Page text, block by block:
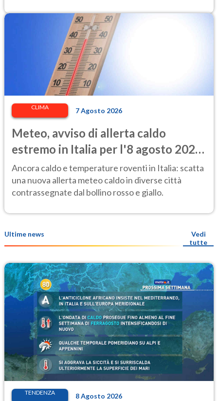
CLIMA 7 Agosto 2026
Meteo, avviso di allerta caldo
estremo in Italia per l'8 agosto 2026:
le città a rischio per il Ministero della
Salute
Ancora caldo e temperature roventi in Italia: scatta
una nuova allerta meteo caldo in diverse città
contrassegnate dal bollino rosso e giallo.
Ultime news
Vedi
tutte
TENDENZA 8 Agosto 2026